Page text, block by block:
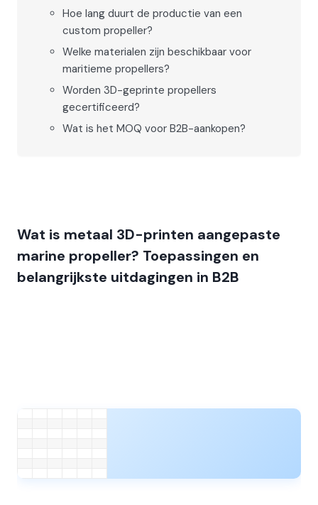
Hoe lang duurt de productie van een
custom propeller?
Welke materialen zijn beschikbaar voor
maritieme propellers?
Worden 3D-geprinte propellers
gecertificeerd?
Wat is het MOQ voor B2B-aankopen?
Wat is metaal 3D-printen aangepaste
marine propeller? Toepassingen en
belangrijkste uitdagingen in B2B